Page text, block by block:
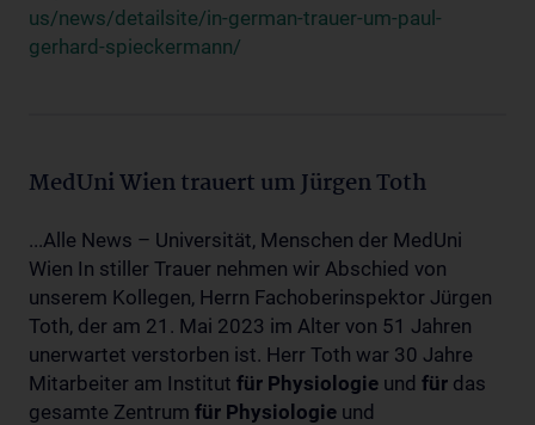
us/news/detailsite/in-german-trauer-um-paul-
gerhard-spieckermann/
MedUni Wien trauert um Jürgen Toth
...Alle News – Universität, Menschen der MedUni
Wien In stiller Trauer nehmen wir Abschied von
unserem Kollegen, Herrn Fachoberinspektor Jürgen
Toth, der am 21. Mai 2023 im Alter von 51 Jahren
unerwartet verstorben ist. Herr Toth war 30 Jahre
Mitarbeiter am Institut für Physiologie und für das
gesamte Zentrum für Physiologie und